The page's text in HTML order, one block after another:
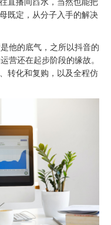
既定，从分子入手的解决
他的底气，之所以抖音的
营还在起步阶段的缘故。
转化和复购，以及全程仿